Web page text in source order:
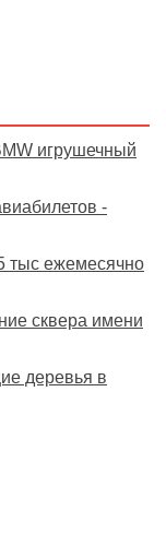
игрушечный
-
тыс ежемесячно
сквера имени
деревья в